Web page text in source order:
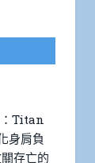
：Titan
身肩負
存亡的